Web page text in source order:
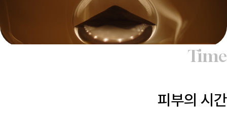
Time
피부의 시간